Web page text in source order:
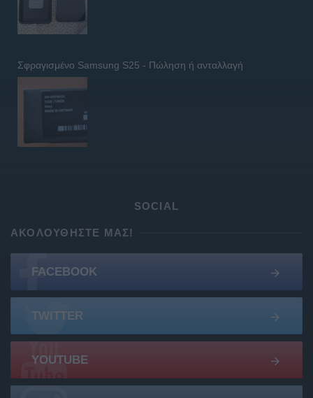
Σφραγισμένο Samsung S25 - Πώληση ή ανταλλαγή
SOCIAL
ΑΚΟΛΟΥΘΉΣΤΕ ΜΑΣ!
FACEBOOK
TWITTER
YOUTUBE